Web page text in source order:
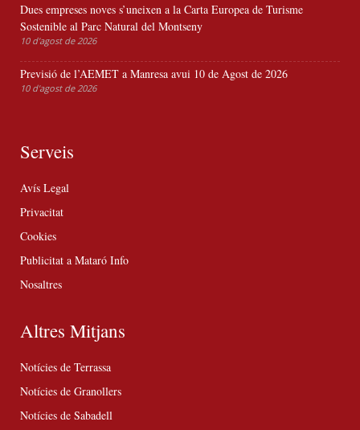
Dues empreses noves s’uneixen a la Carta Europea de Turisme
Sostenible al Parc Natural del Montseny
10 d'agost de 2026
Previsió de l’AEMET a Manresa avui 10 de Agost de 2026
10 d'agost de 2026
Serveis
Avís Legal
Privacitat
Cookies
Publicitat a Mataró Info
Nosaltres
Altres Mitjans
Notícies de Terrassa
Notícies de Granollers
Notícies de Sabadell